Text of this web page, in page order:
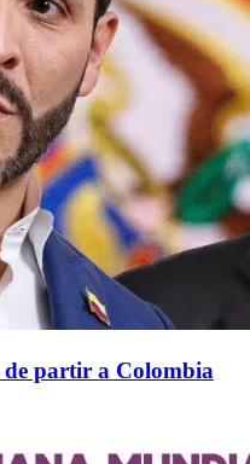
de partir a Colombia